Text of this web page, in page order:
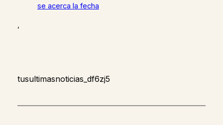
se acerca la fecha
,
tusultimasnoticias_df6zj5